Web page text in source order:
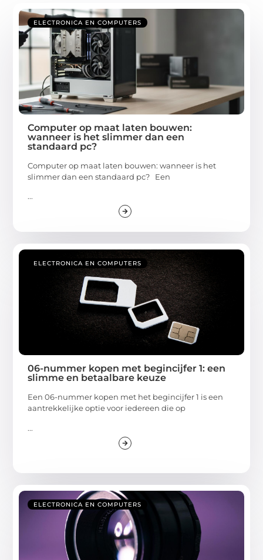
ELECTRONICA EN COMPUTERS
Computer op maat laten bouwen:
wanneer is het slimmer dan een
standaard pc?
Computer op maat laten bouwen: wanneer is het
slimmer dan een standaard pc? Een
...
ELECTRONICA EN COMPUTERS
06-nummer kopen met begincijfer 1: een
slimme en betaalbare keuze
Een 06-nummer kopen met het begincijfer 1 is een
aantrekkelijke optie voor iedereen die op
...
ELECTRONICA EN COMPUTERS